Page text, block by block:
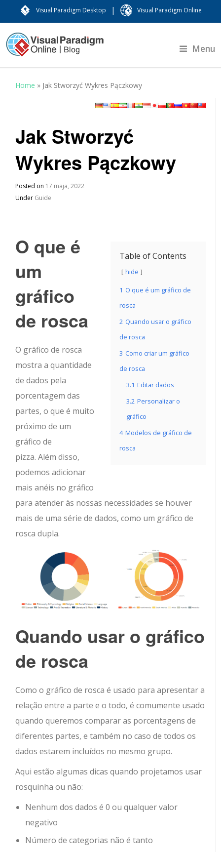
Visual Paradigm Desktop | Visual Paradigm Online
Menu
Home » Jak Stworzyć Wykres Pączkowy
Jak Stworzyć
Wykres Pączkowy
Posted on 17 maja, 2022
Under Guide
Table of Contents
hide
1 O que é um gráfico de
rosca
2 Quando usar o gráfico
de rosca
3 Como criar um gráfico
de rosca
3.1 Editar dados
3.2 Personalizar o
gráfico
4 Modelos de gráfico de
rosca
O que é
um
gráfico
de rosca
O gráfico de rosca
mostra a quantidade
de dados pela
porcentagem das
partes, o que é muito
próximo de um
gráfico de
pizza. Além disso,
podemos adicionar
mais anéis no gráfico
para atender às nossas necessidades se houver
mais de uma série de dados, como um gráfico de
rosca dupla.
Quando usar o gráfico
de rosca
Como o gráfico de rosca é usado para apresentar a
relação entre a parte e o todo, é comumente usado
quando queremos comparar as porcentagens de
diferentes partes, e também no caso de todos os
dados estarem incluídos no mesmo grupo.
Aqui estão algumas dicas quando projetamos usar
rosquinha ou não:
Nenhum dos dados é 0 ou qualquer valor
negativo
Número de categorias não é tanto